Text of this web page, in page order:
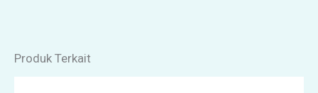
Produk Terkait